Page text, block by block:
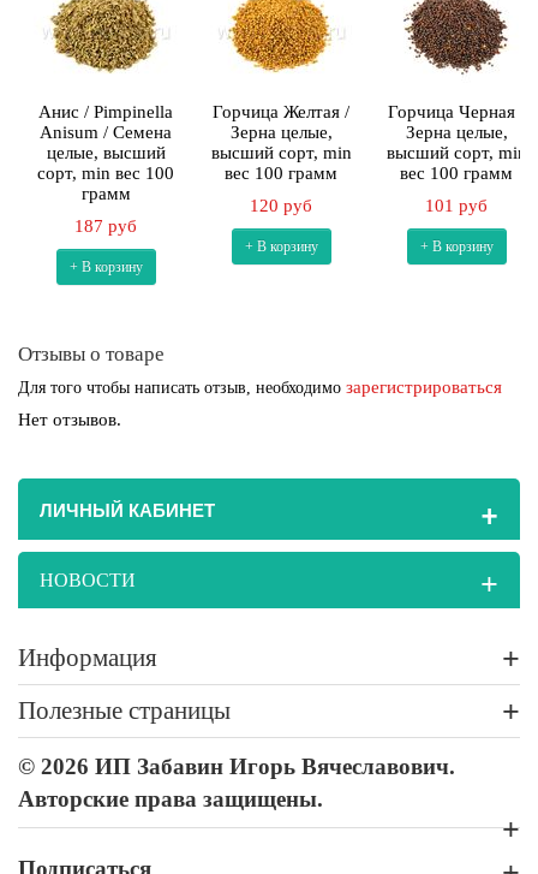
Анис / Pimpinella
Anisum / Семена
целые, высший
сорт, min вес 100
грамм
187 руб
+ В корзину
Горчица Желтая /
Зерна целые,
высший сорт, min
вес 100 грамм
120 руб
+ В корзину
Горчица Черная /
Зерна целые,
высший сорт, min
вес 100 грамм
101 руб
+ В корзину
Отзывы о товаре
Для того чтобы написать отзыв, необходимо зарегистрироваться
Нет отзывов.
ЛИЧНЫЙ КАБИНЕТ +
НОВОСТИ +
Информация +
Полезные страницы +
© 2026 ИП Забавин Игорь Вячеславович.
Авторские права защищены.
+
Подписаться